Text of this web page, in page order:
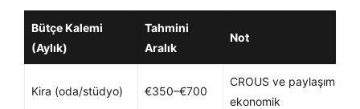
Bütçe Kalemi
(Aylık)
Tahmini
Aralık
Not
Kira (oda/stüdyo) €350–€700
CROUS ve paylaşımlı
ekonomik